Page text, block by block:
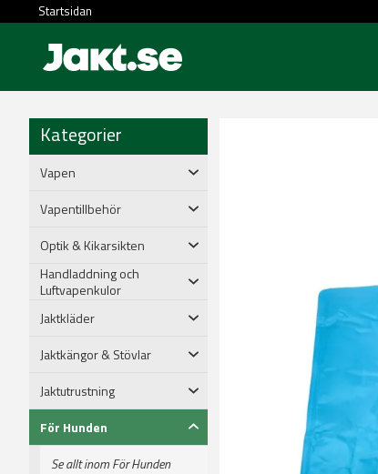
Startsidan
Kategorier
Vapen
Vapentillbehör
Optik & Kikarsikten
Handladdning och
Luftvapenkulor
Jaktkläder
Jaktkängor & Stövlar
Jaktutrustning
För Hunden
Se allt inom För Hunden